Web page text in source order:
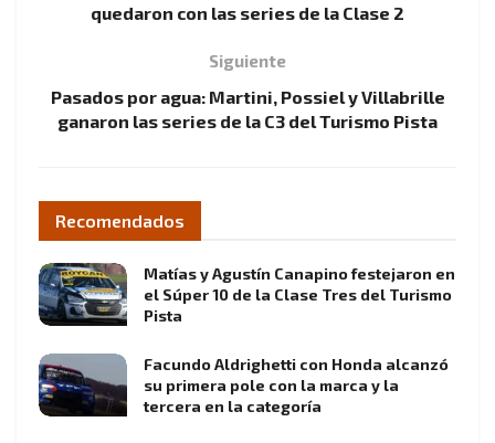
quedaron con las series de la Clase 2
Siguiente
Pasados por agua: Martini, Possiel y Villabrille
ganaron las series de la C3 del Turismo Pista
Recomendados
Matías y Agustín Canapino festejaron en
el Súper 10 de la Clase Tres del Turismo
Pista
Facundo Aldrighetti con Honda alcanzó
su primera pole con la marca y la
tercera en la categoría